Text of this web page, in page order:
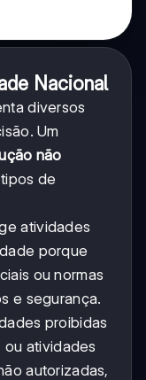
Nacional
diversos
Um
não
de
atividades
porque
ou normas
e segurança.
proibidas
atividades
autorizadas,